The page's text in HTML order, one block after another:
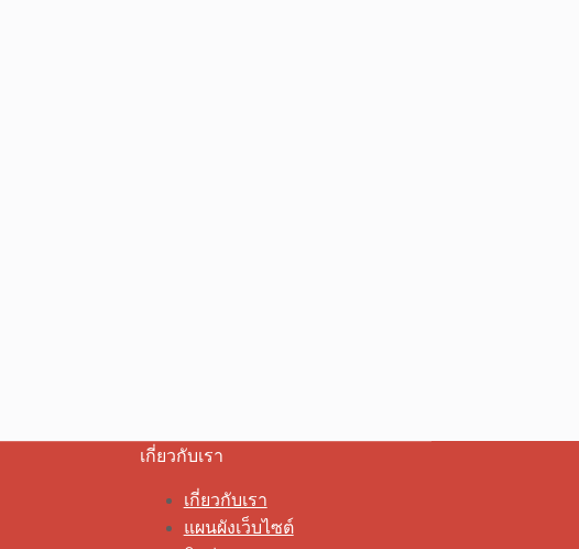
เกี่ยวกับเรา
เกี่ยวกับเรา
แผนผังเว็บไซต์